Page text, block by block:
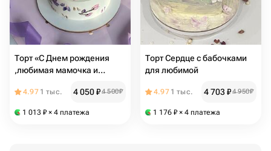
Торт «С Днем рождения
,любимая мамочка и
4.97 1 тыс. 4 050₽4 500₽
1 013 ₽ × 4 платежа
Торт Сердце с бабочками
для любимой
4.97 1 тыс. 4 703₽4 950₽
1 176 ₽ × 4 платежа